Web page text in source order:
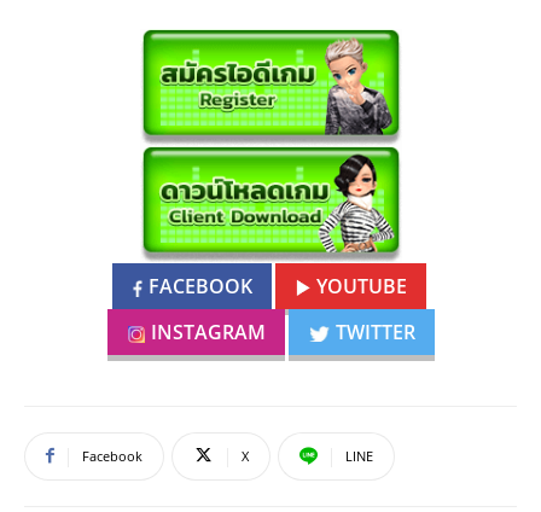
FACEBOOK
YOUTUBE
INSTAGRAM
TWITTER
Facebook X LINE